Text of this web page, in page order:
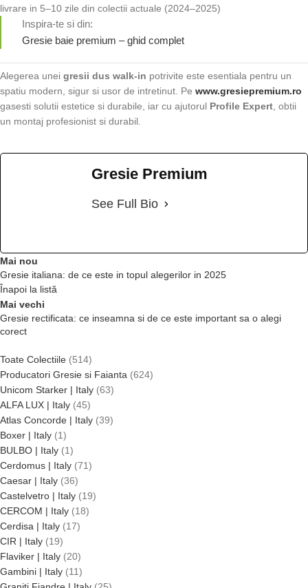
livrare in 5–10 zile din colectii actuale (2024–2025)
Inspira-te si din:
Gresie baie premium – ghid complet
Alegerea unei gresii dus walk-in potrivite este esentiala pentru un
spatiu modern, sigur si usor de intretinut. Pe www.gresiepremium.ro
gasesti solutii estetice si durabile, iar cu ajutorul Profile Expert, obtii
un montaj profesionist si durabil.
Gresie Premium
See Full Bio
Mai nou
Gresie italiana: de ce este in topul alegerilor in 2025
Înapoi la listă
Mai vechi
Gresie rectificata: ce inseamna si de ce este important sa o alegi
corect
Toate Colectiile 514
Producatori Gresie si Faianta 624
Unicom Starker | Italy 63
ALFA LUX | Italy 45
Atlas Concorde | Italy 39
Boxer | Italy 1
BULBO | Italy 1
Cerdomus | Italy 71
Caesar | Italy 36
Castelvetro | Italy 19
CERCOM | Italy 18
Cerdisa | Italy 17
CIR | Italy 19
Flaviker | Italy 20
Gambini | Italy 11